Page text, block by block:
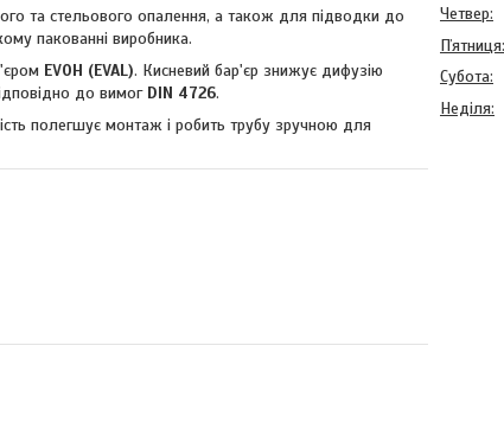
та стельового опалення, а також для підводки до
пакованні виробника.
EVOH (EVAL). Кисневий бар'єр знижує дифузію
до вимог DIN 4726.
полегшує монтаж і робить трубу зручною для
Четвер
Пʼятниця
Субота
Неділя